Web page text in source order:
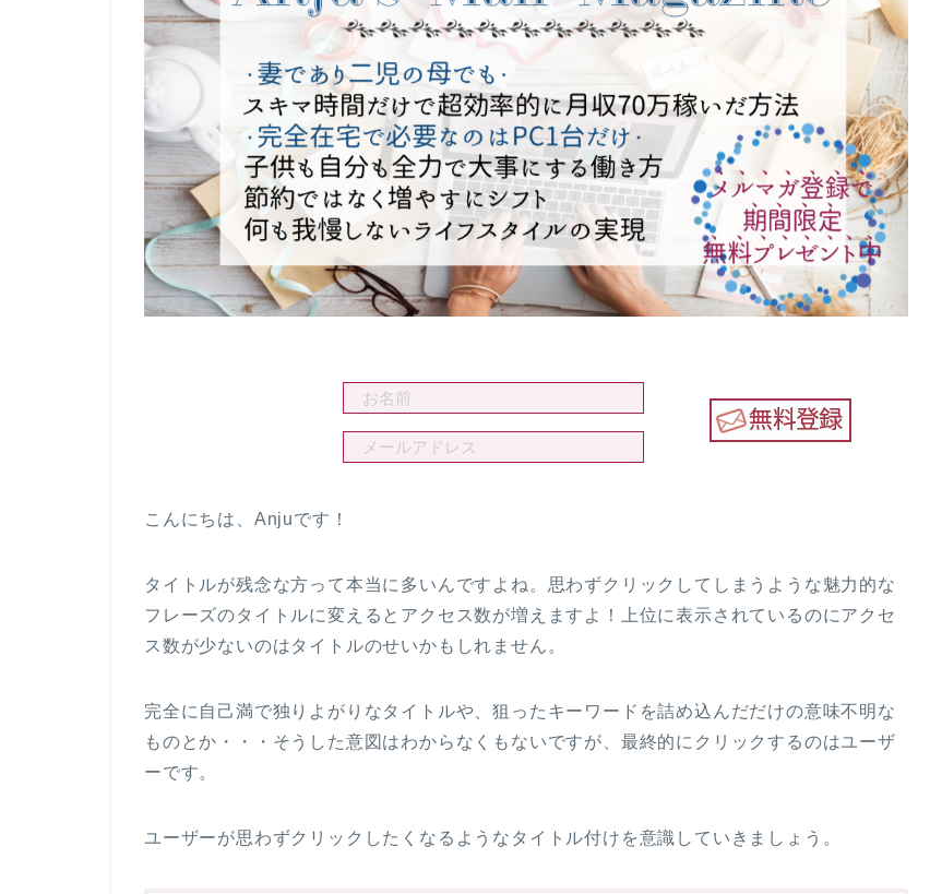
こんにちは、Anjuです！
タイトルが残念な方って本当に多いんですよね。思わずクリックしてしまうような魅力的な
フレーズのタイトルに変えるとアクセス数が増えますよ！上位に表示されているのにアクセ
ス数が少ないのはタイトルのせいかもしれません。
完全に自己満で独りよがりなタイトルや、狙ったキーワードを詰め込んだだけの意味不明な
ものとか・・・そうした意図はわからなくもないですが、最終的にクリックするのはユーザ
ーです。
ユーザーが思わずクリックしたくなるようなタイトル付けを意識していきましょう。